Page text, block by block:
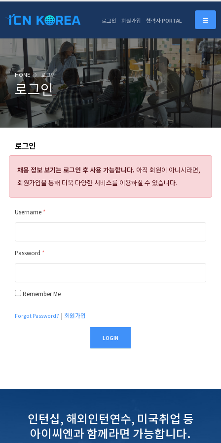
로그인 회원가입 협력사 PORTAL
로그인
HOME 로그인
로그인
채용 정보 보기는 로그인 후 사용 가능합니다. 아직 회원이 아니시라면,
회원가입을 통해 더욱 다양한 서비스를 이용하실 수 있습니다.
Username *
Password *
Remember Me
Forgot Password? | 회원가입
LOGIN
인턴십, 해외인턴연수, 미국취업 등
아이씨엔과 함께라면 가능합니다.